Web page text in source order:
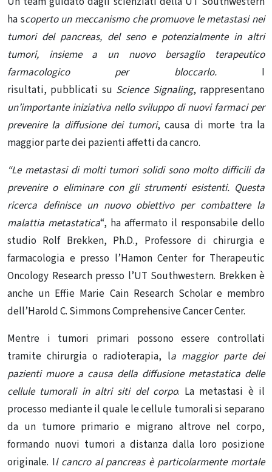
ha scoperto un meccanismo che promuove le metastasi nei
tumori del pancreas, del seno e potenzialmente in altri
tumori, insieme a un nuovo bersaglio terapeutico
farmacologico per bloccarlo.I
risultati, pubblicati su Science Signaling, rappresentano
un’importante iniziativa nello sviluppo di nuovi farmaci per
prevenire la diffusione dei tumori, causa di morte tra la
maggior parte dei pazienti affetti da cancro.
“Le metastasi di molti tumori solidisono molto difficili da
prevenire o eliminare con gli strumenti esistenti. Questa
ricerca definisce un nuovo obiettivo per combattere la
malattia metastatica“, ha affermato il responsabile dello
studio Rolf Brekken, Ph.D., Professore di chirurgia e
farmacologia e presso l’Hamon Center for Therapeutic
Oncology Research presso l’UT Southwestern. Brekken è
anche un Effie Marie Cain Research Scholar e membro
dell’Harold C. Simmons Comprehensive Cancer Center.
Mentre i tumori primari possono essere controllati
tramite chirurgia o radioterapia, la maggior parte dei
pazienti muore a causa della diffusione metastatica delle
cellule tumorali in altri siti del corpo. La metastasi è il
processo mediante il quale le cellule tumorali si separano
da un tumore primario e migrano altrove nel corpo,
formando nuovi tumori a distanza dalla loro posizione
originale. Il cancro al pancreas è particolarmente mortale